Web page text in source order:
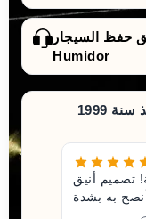
حفظ السيجار
Humidor
تصميم أنيق